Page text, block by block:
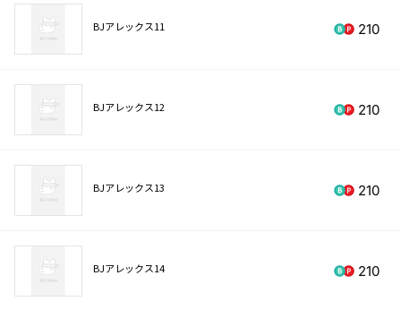
BJアレックス11 210
BJアレックス12 210
BJアレックス13 210
BJアレックス14 210